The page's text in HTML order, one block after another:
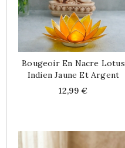
Bougeoir En Nacre Lotus
Indien Jaune Et Argent
Price
12,99 €